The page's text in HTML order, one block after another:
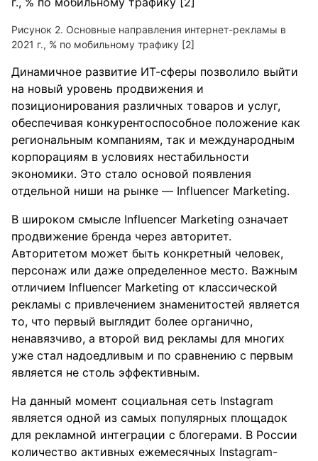
Рисунок 2. Основные направления интернет-рекламы в
2021 г., % по мобильному трафику [2]
Динамичное развитие ИТ-сферы позволило выйти
на новый уровень продвижения и
позиционирования различных товаров и услуг,
обеспечивая конкурентоспособное положение как
региональным компаниям, так и международным
корпорациям в условиях нестабильности
экономики. Это стало основой появления
отдельной ниши на рынке — Influencer Marketing.
В широком смысле Influencer Marketing означает
продвижение бренда через авторитет.
Авторитетом может быть конкретный человек,
персонаж или даже определенное место. Важным
отличием Influencer Marketing от классической
рекламы с привлечением знаменитостей является
то, что первый выглядит более органично,
ненавязчиво, а второй вид рекламы для многих
уже стал надоедливым и по сравнению с первым
является не столь эффективным.
На данный момент социальная сеть Instagram
является одной из самых популярных площадок
для рекламной интеграции с блогерами. В России
количество активных ежемесячных Instagram-